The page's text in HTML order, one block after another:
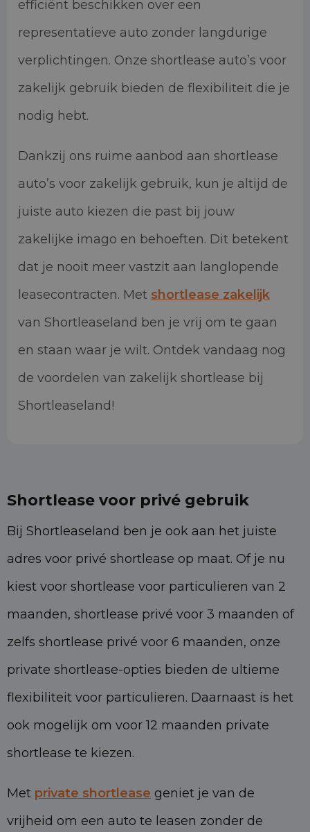
efficiënt beschikken over een
representatieve auto zonder langdurige
verplichtingen. Onze shortlease auto’s voor
zakelijk gebruik bieden de flexibiliteit die je
nodig hebt.
Dankzij ons ruime aanbod aan shortlease
auto’s voor zakelijk gebruik, kun je altijd de
juiste auto kiezen die past bij jouw
zakelijke imago en behoeften. Dit betekent
dat je nooit meer vastzit aan langlopende
leasecontracten. Met shortlease zakelijk
van Shortleaseland ben je vrij om te gaan
en staan waar je wilt. Ontdek vandaag nog
de voordelen van zakelijk shortlease bij
Shortleaseland!
Shortlease voor privé gebruik
Bij Shortleaseland ben je ook aan het juiste
adres voor privé shortlease op maat. Of je nu
kiest voor shortlease voor particulieren van 2
maanden, shortlease privé voor 3 maanden of
zelfs shortlease privé voor 6 maanden, onze
private shortlease-opties bieden de ultieme
flexibiliteit voor particulieren. Daarnaast is het
ook mogelijk om voor 12 maanden private
shortlease te kiezen.
Met private shortlease geniet je van de
vrijheid om een auto te leasen zonder de